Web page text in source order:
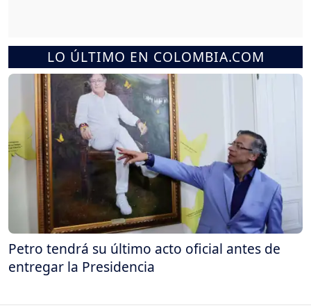
LO ÚLTIMO EN COLOMBIA.COM
Petro tendrá su último acto oficial antes de
entregar la Presidencia